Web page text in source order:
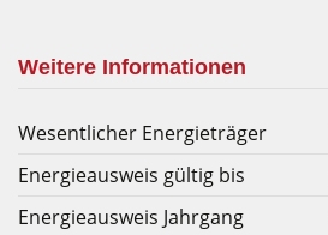
Weitere Informationen
Wesentlicher Energieträger
Energieausweis gültig bis
Energieausweis Jahrgang